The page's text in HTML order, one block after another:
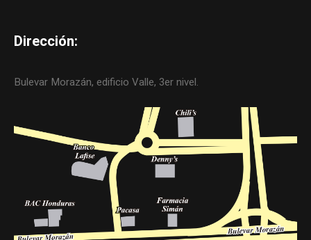
Dirección:
Bulevar Morazán, edificio Valle, 3er nivel.